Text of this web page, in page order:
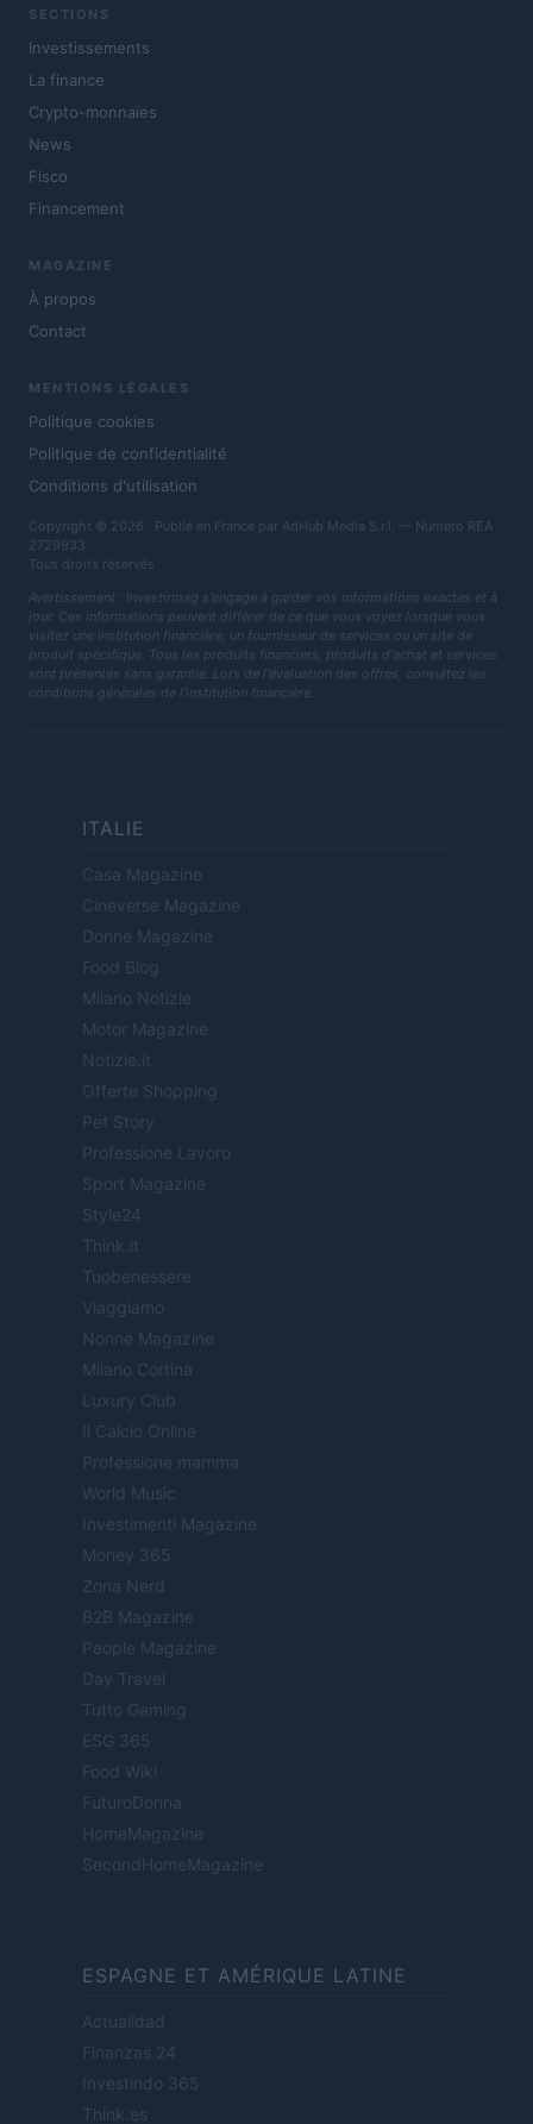
SECTIONS
Investissements
La finance
Crypto-monnaies
News
Fisco
Financement
MAGAZINE
À propos
Contact
MENTIONS LÉGALES
Politique cookies
Politique de confidentialité
Conditions d'utilisation
Copyright © 2026 · Publié en France par AdHub Media S.r.l. — Numero REA
2729933
Tous droits réservés
Avertissement : Investirmag s'engage à garder vos informations exactes et à
jour. Ces informations peuvent différer de ce que vous voyez lorsque vous
visitez une institution financière, un fournisseur de services ou un site de
produit spécifique. Tous les produits financiers, produits d'achat et services
sont présentés sans garantie. Lors de l'évaluation des offres, consultez les
conditions générales de l'institution financière.
ITALIE
Casa Magazine
Cineverse Magazine
Donne Magazine
Food Blog
Milano Notizie
Motor Magazine
Notizie.it
Offerte Shopping
Pet Story
Professione Lavoro
Sport Magazine
Style24
Think.it
Tuobenessere
Viaggiamo
Nonne Magazine
Milano Cortina
Luxury Club
Il Calcio Online
Professione mamma
World Music
Investimenti Magazine
Money 365
Zona Nerd
B2B Magazine
People Magazine
Day Travel
Tutto Gaming
ESG 365
Food Wiki
FuturoDonna
HomeMagazine
SecondHomeMagazine
ESPAGNE ET AMÉRIQUE LATINE
Actualidad
Finanzas 24
Investindo 365
Think.es